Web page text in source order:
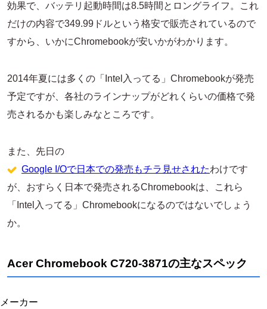
効果で、バッテリ起動時間は8.5時間とロングライフ。これ
だけの内容で349.99ドルという格安で販売されているので
すから、いかにChromebookが安いかがわかります。
2014年夏には多くの「Intel入ってる」Chromebookが発売
予定ですが、各社のラインナップがどれくらいの価格で発
売されるかも楽しみなところです。
また、先日の
Google I/Oで日本での発売もチラ見せされたわけです
が、おすらく日本で発売されるChromebookは、これら
「Intel入ってる」Chromebookになるのではないでしょう
か。
Acer Chromebook C720-3871の主なスペック
メーカー